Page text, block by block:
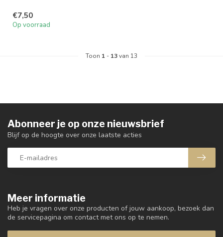
€7,50
Op voorraad
Toon 1 - 13van 13
Meer informatie
Heb je vragen over onze producten of jouw aankoop, bezoek dan
de servicepagina om contact met ons op te nemen.
Abonneer je op onze nieuwsbrief
Blijf op de hoogte over onze laatste acties